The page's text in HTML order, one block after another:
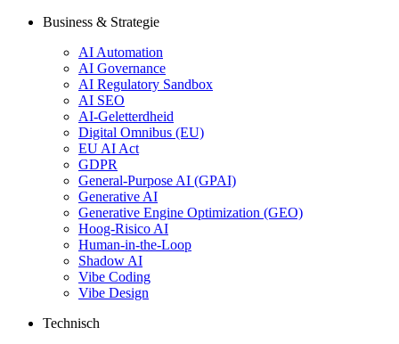
Business & Strategie
AI Automation
AI Governance
AI Regulatory Sandbox
AI SEO
AI-Geletterdheid
Digital Omnibus (EU)
EU AI Act
GDPR
General-Purpose AI (GPAI)
Generative AI
Generative Engine Optimization (GEO)
Hoog-Risico AI
Human-in-the-Loop
Shadow AI
Vibe Coding
Vibe Design
Technisch